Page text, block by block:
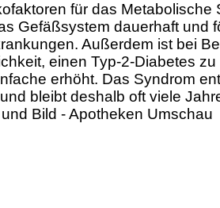
für das Metabolische
Gefäßsystem dauerhaft und
Außerdem ist bei
einen Typ-2-Diabetes
erhöht. Das Syndrom
bleibt deshalb oft viele
Bild - Apotheken Umschau